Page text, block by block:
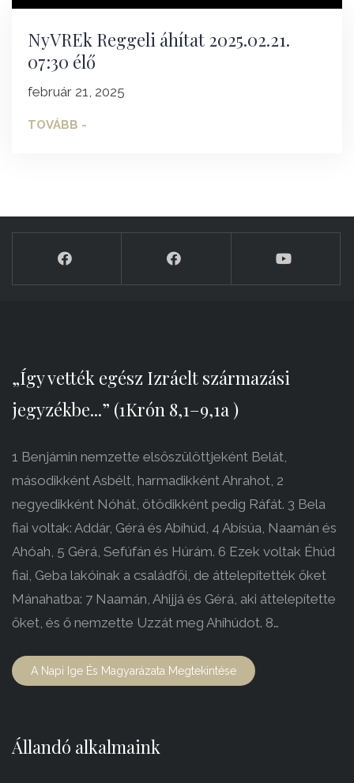
NyVREk Reggeli áhítat 2025.02.21.
07:30 élő
február 21, 2025
TOVÁBB -
„Így vették egész Izráelt származási
jegyzékbe...” (1Krón 8,1–9,1a )
1 Benjámin nemzette elsőszülöttjeként Belát,
másodikként Asbélt, harmadikként Ahrahot, 2
negyedikként Nóhát, ötödikként pedig Ráfát. 3 Bela
fiai voltak: Addár, Gérá és Abíhúd, 4 Abísúa, Naamán és
Ahóah, 5 Gérá, Sefúfán és Húrám. 6 Ezek voltak Éhúd
fiai, Geba lakóinak a családfői, de áttelepítették őket
Mánahatba: 7 Naamán, Ahijjá és Gérá, aki áttelepítette
őket, és ő nemzette Uzzát meg Ahíhúdot. 8…
A Napi Ige És Magyarázata Megtekintése
Állandó alkalmaink